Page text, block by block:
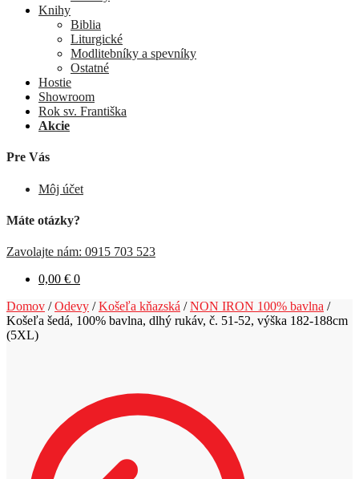
Knihy
Biblia
Liturgické
Modlitebníky a spevníky
Ostatné
Hostie
Showroom
Rok sv. Františka
Akcie
Pre Vás
Môj účet
Máte otázky?
Zavolajte nám: 0915 703 523
0,00 € 0
Domov /Odevy /Košeľa kňazská /NON IRON 100% bavlna /
Košeľa šedá, 100% bavlna, dlhý rukáv, č. 51-52, výška 182-188cm
(5XL)